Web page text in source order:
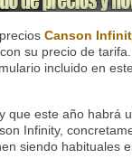
Canson
su precio de
incluido en
que este año habrá
Infinity,
siendo habituales